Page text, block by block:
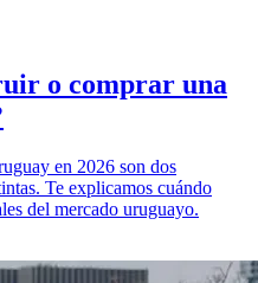
o comprar una
en 2026 son dos
Te explicamos cuándo
del mercado uruguayo.